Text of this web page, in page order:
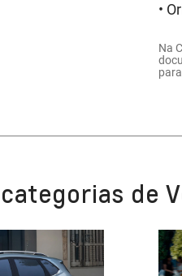
•
Na
de